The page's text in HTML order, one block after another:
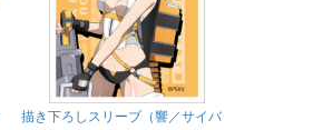
描き下ろしスリーブ（響／サイバ